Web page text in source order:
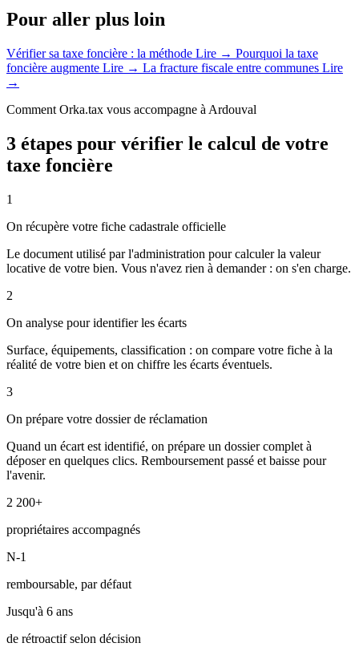
Pour aller plus loin
Vérifier sa taxe foncière : la méthode Lire → Pourquoi la taxe
foncière augmente Lire → La fracture fiscale entre communes Lire
→
Comment Orka.tax vous accompagne à Ardouval
3 étapes pour vérifier le calcul de votre
taxe foncière
1
On récupère votre fiche cadastrale officielle
Le document utilisé par l'administration pour calculer la valeur
locative de votre bien. Vous n'avez rien à demander : on s'en charge.
2
On analyse pour identifier les écarts
Surface, équipements, classification : on compare votre fiche à la
réalité de votre bien et on chiffre les écarts éventuels.
3
On prépare votre dossier de réclamation
Quand un écart est identifié, on prépare un dossier complet à
déposer en quelques clics. Remboursement passé et baisse pour
l'avenir.
2 200+
propriétaires accompagnés
N-1
remboursable, par défaut
Jusqu'à 6 ans
de rétroactif selon décision